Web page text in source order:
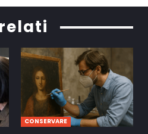
CONSERVARE